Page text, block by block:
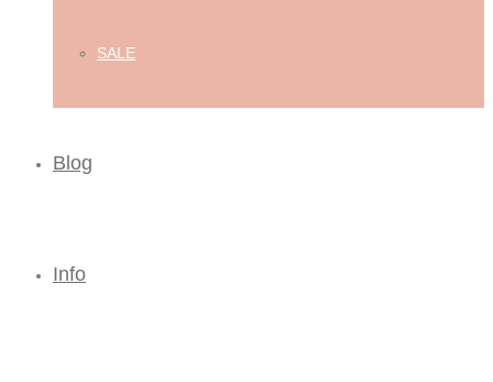
SALE
Blog
Info